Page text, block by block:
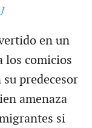
en un
los comicios
predecesor
amenaza
si